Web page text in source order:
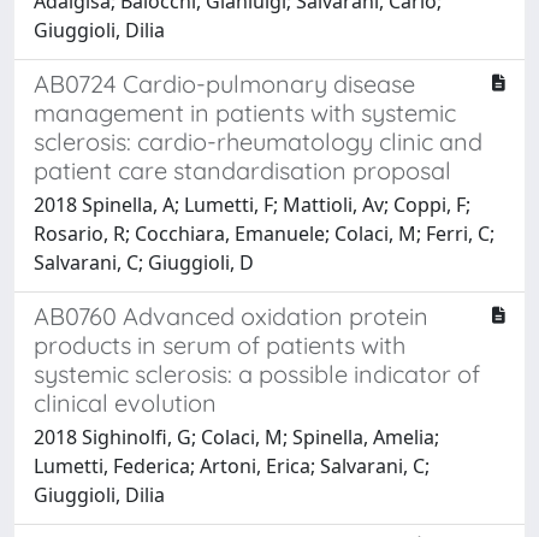
Giuggioli, Dilia
AB0724 Cardio-pulmonary disease
management in patients with systemic
sclerosis: cardio-rheumatology clinic and
patient care standardisation proposal
2018 Spinella, A; Lumetti, F; Mattioli, Av; Coppi, F;
Rosario, R; Cocchiara, Emanuele; Colaci, M; Ferri, C;
Salvarani, C; Giuggioli, D
AB0760 Advanced oxidation protein
products in serum of patients with
systemic sclerosis: a possible indicator of
clinical evolution
2018 Sighinolfi, G; Colaci, M; Spinella, Amelia;
Lumetti, Federica; Artoni, Erica; Salvarani, C;
Giuggioli, Dilia